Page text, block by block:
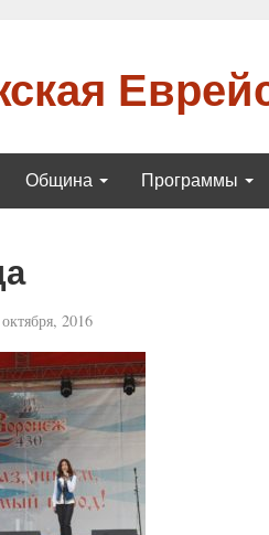
Община Программы
2016